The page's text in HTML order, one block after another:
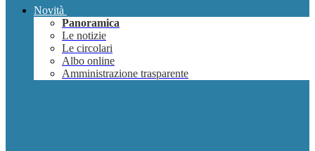
Novità
Panoramica
Le notizie
Le circolari
Albo online
Amministrazione trasparente